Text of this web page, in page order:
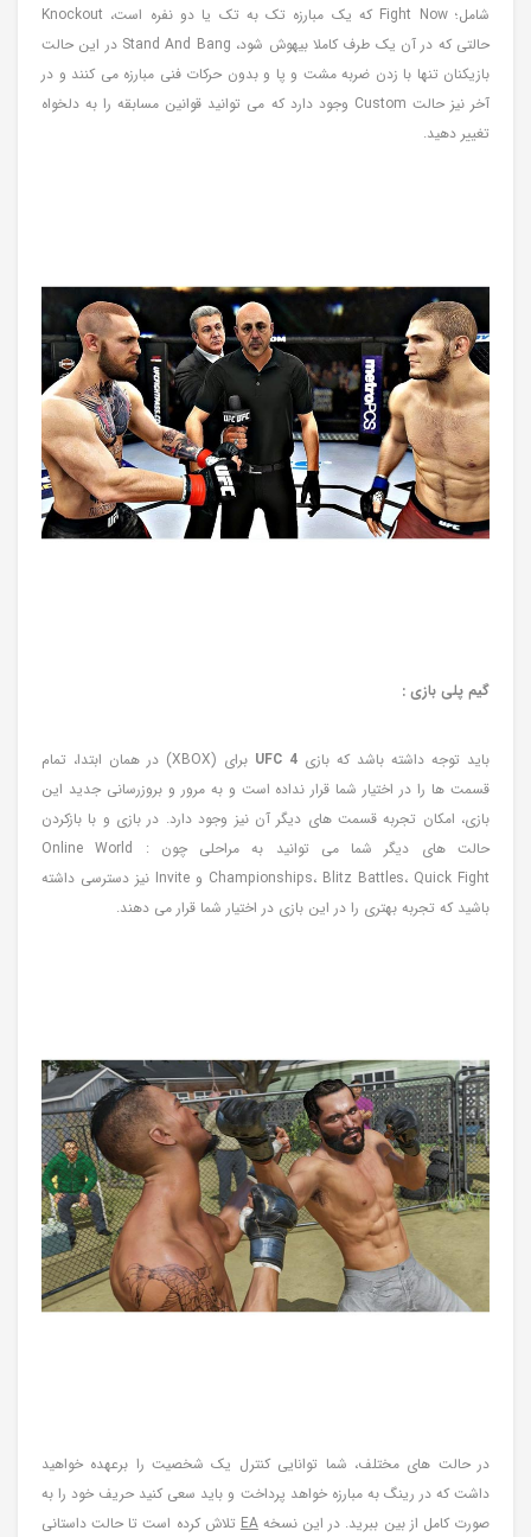
شامل؛ Fight Now که یک مبارزه تک به تک یا دو نفره است، Knockout
حالتی که در آن یک طرف کاملا بیهوش شود، Stand And Bang در این حالت
بازیکنان تنها با زدن ضربه مشت و پا و بدون حرکات فنی مبارزه می کنند و در
آخر نیز حالت Custom وجود دارد که می توانید قوانین مسابقه را به دلخواه
تغییر دهید.
گیم پلی بازی :
باید توجه داشته باشد که بازی UFC 4
برای (XBOX) در همان ابتدا، تمام
قسمت ها را در اختیار شما قرار نداده است و به مرور و بروزرسانی جدید این
بازی، امکان تجربه قسمت های دیگر آن نیز وجود دارد. در بازی و با بازکردن
حالت های دیگر شما می توانید به مراحلی چون : Online World
Championships، Blitz Battles، Quick Fight و Invite نیز دسترسی داشته
باشید که تجربه بهتری را در این بازی در اختیار شما قرار می دهند.
در حالت های مختلف، شما توانایی کنترل یک شخصیت را برعهده خواهید
داشت که در رینگ به مبارزه خواهد پرداخت و باید سعی کنید حریف خود را به
صورت کامل از بین ببرید. در این نسخهEA تلاش کرده است تا حالت داستانی